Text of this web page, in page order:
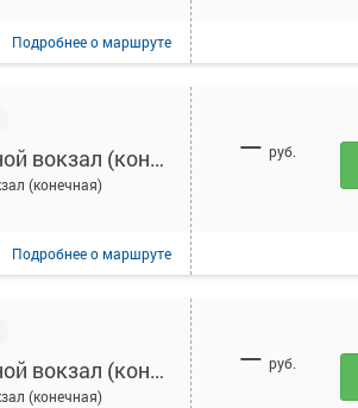
Подробнеео маршруте
Тольятти Речной вокзал (конечная)
(конечная)
Подробнеео маршруте
— руб.
Тольятти Речной вокзал (конечная)
(конечная)
— руб.